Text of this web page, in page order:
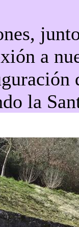
a
la